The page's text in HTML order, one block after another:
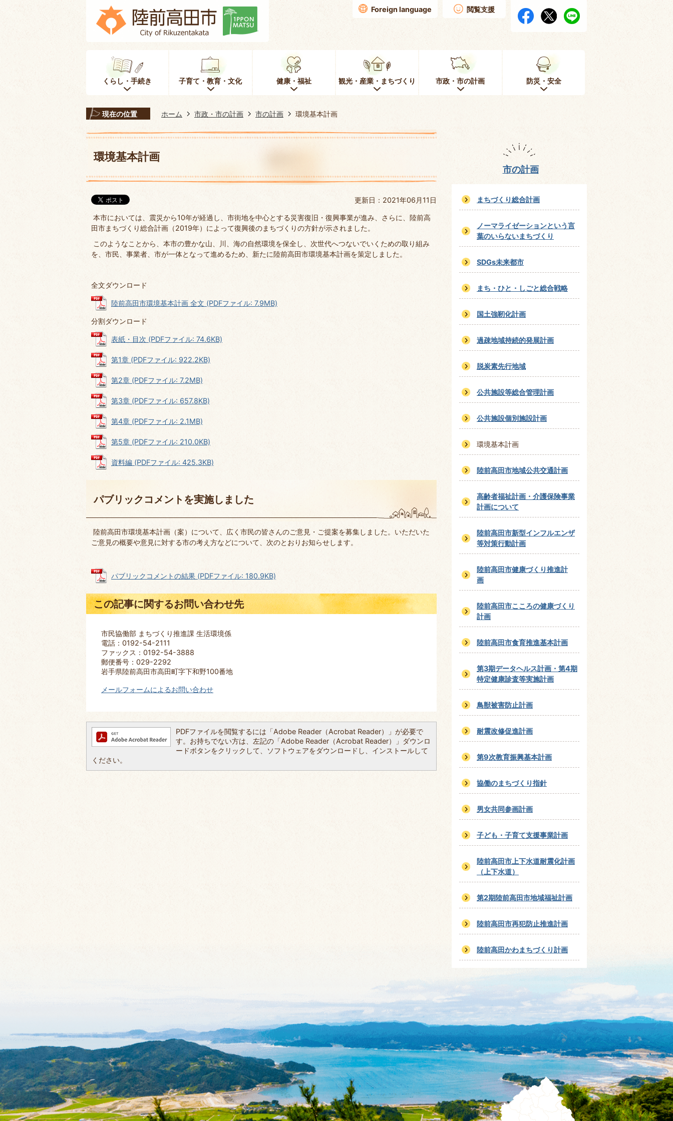
Foreign language 閲覧支援
くらし・手続き 子育て・教育・文化 健康・福祉 観光・産業・まちづくり 市政・市の計画 防災・安全
現在の位置 ホーム 市政・市の計画 市の計画 環境基本計画
環境基本計画
更新日：2021年06月11日
本市においては、震災から10年が経過し、市街地を中心とする災害復旧・復興事業が進み、さらに、陸前高
田市まちづくり総合計画（2019年）によって復興後のまちづくりの方針が示されました。
このようなことから、本市の豊かな山、川、海の自然環境を保全し、次世代へつないでいくための取り組み
を、市民、事業者、市が一体となって進めるため、新たに陸前高田市環境基本計画を策定しました。
全文ダウンロード
陸前高田市環境基本計画 全文 (PDFファイル: 7.9MB)
分割ダウンロード
表紙・目次 (PDFファイル: 74.6KB)
第1章 (PDFファイル: 922.2KB)
第2章 (PDFファイル: 7.2MB)
第3章 (PDFファイル: 657.8KB)
第4章 (PDFファイル: 2.1MB)
第5章 (PDFファイル: 210.0KB)
資料編 (PDFファイル: 425.3KB)
パブリックコメントを実施しました
陸前高田市環境基本計画（案）について、広く市民の皆さんのご意見・ご提案を募集しました。いただいた
ご意見の概要や意見に対する市の考え方などについて、次のとおりお知らせします。
パブリックコメントの結果 (PDFファイル: 180.9KB)
この記事に関するお問い合わせ先
市民協働部 まちづくり推進課 生活環境係
電話：0192-54-2111
ファックス：0192-54-3888
郵便番号：029-2292
岩手県陸前高田市高田町字下和野100番地
メールフォームによるお問い合わせ
PDFファイルを閲覧するには「Adobe Reader（Acrobat Reader）」が必要で
す。お持ちでない方は、左記の「Adobe Reader（Acrobat Reader）」ダウンロ
ードボタンをクリックして、ソフトウェアをダウンロードし、インストールして
ください。
市の計画
まちづくり総合計画
ノーマライゼーションという言
葉のいらないまちづくり
SDGs未来都市
まち・ひと・しごと総合戦略
国土強靭化計画
過疎地域持続的発展計画
脱炭素先行地域
公共施設等総合管理計画
公共施設個別施設計画
環境基本計画
陸前高田市地域公共交通計画
高齢者福祉計画・介護保険事業
計画について
陸前高田市新型インフルエンザ
等対策行動計画
陸前高田市健康づくり推進計
画
陸前高田市こころの健康づくり
計画
陸前高田市食育推進基本計画
第3期データヘルス計画・第4期
特定健康診査等実施計画
鳥獣被害防止計画
耐震改修促進計画
第9次教育振興基本計画
協働のまちづくり指針
男女共同参画計画
子ども・子育て支援事業計画
陸前高田市上下水道耐震化計画
（上下水道）
第2期陸前高田市地域福祉計画
陸前高田市再犯防止推進計画
陸前高田かわまちづくり計画